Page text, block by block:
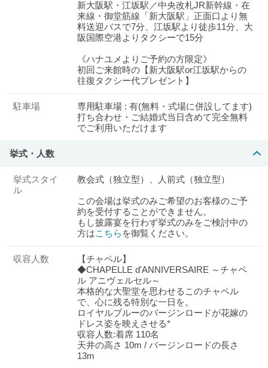
新大阪駅・江坂駅／中央改札JR新幹線・在
来線・御堂筋線「新大阪駅」正面口より無
料送迎バスで7分、江坂駅より徒歩11分、大
阪国際空港よりタクシーで15分
《ハナユメよりご予約の方限定》
初回ご来館時の【新大阪駅or江坂駅からの
往復タクシー代プレゼント】
駐車場
専用駐車場 : 有(無料・式場に併設してます)
打ち合わせ・ご結婚式当日含めて完全無料
でご利用いただけます
挙式・人数
挙式スタイ
ル
教会式（独立型）、人前式（独立型）
この会場は挙式のみご希望のお客様のご予
約を受付することができません。
もし披露宴を行わず挙式のみをご検討中の
方はこちら を御覧ください。
収容人数
【チャペル】
◆CHAPELLE d'ANNIVERSAIRE ～チャペ
ル アニヴェルセル～
本格的な大聖堂を思わせるこのチャペル
で、心に残る特別な一日を。
ロイヤルブルーのバージンロードが花嫁の
ドレス姿を映えさせる*
収容人数:着席 110名
天井の高さ 10m / バージンロードの長さ
13m